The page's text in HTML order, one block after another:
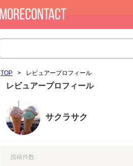
TOP > レビュアープロフィール
レビュアープロフィール
サクラサク
投稿件数